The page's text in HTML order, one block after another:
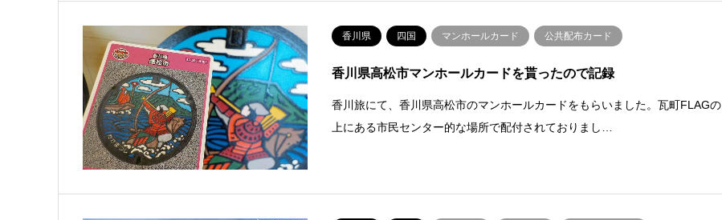
香川県 四国 マンホールカード 公共配布カード
香川県高松市マンホールカードを貰ったので記録
香川旅にて、香川県高松市のマンホールカードをもらいました。瓦町FLAGの
上にある市民センター的な場所で配付されておりまし…